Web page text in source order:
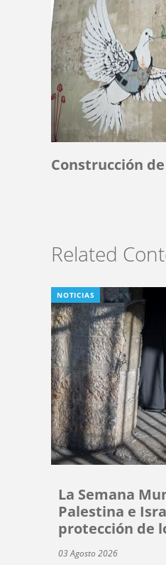
Construcción
Related
NOTICIAS
La Semana
Palestina e
protección de
03 Agosto 2026